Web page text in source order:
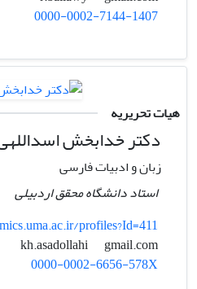
0000-0002-7144-1407
هیات تحریریه
دکتر خدابخش
زبان و ادبیات فارسی
استاد دانشگاه محقق اردبیلی
profiles?Id=411
gmail.com
0000-0002-6656-578X